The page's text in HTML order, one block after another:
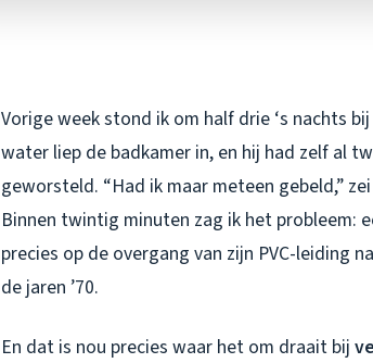
Vorige week stond ik om half drie ‘s nachts
water liep de badkamer in, en hij had zelf al
geworsteld. “Had ik maar meteen gebeld,”
Binnen twintig minuten zag ik het probleem:
precies op de overgang van zijn PVC-leiding
de jaren ’70.
En dat is nou precies waar het om draait bij